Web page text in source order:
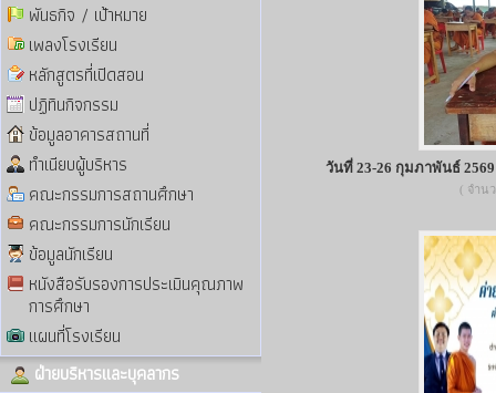
พันธกิจ / เป้าหมาย
เพลงโรงเรียน
หลักสูตรที่เปิดสอน
ปฏิทินกิจกรรม
ข้อมูลอาคารสถานที่
ทำเนียบผู้บริหาร
คณะกรรมการสถานศึกษา
คณะกรรมการนักเรียน
ข้อมูลนักเรียน
หนังสือรับรองการประเมินคุณภาพ
การศึกษา
แผนที่โรงเรียน
ฝ่ายบริหารและบุคลากร
วันที่ 23-26 กุมภาพันธ์
( จำน